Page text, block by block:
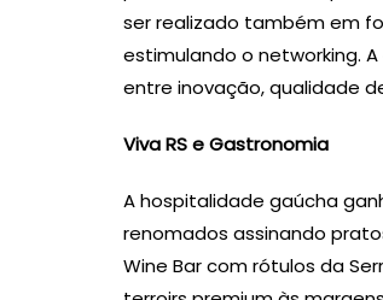
ser realizado também em
estimulando o networking.
entre inovação, qualidade
Viva RS e Gastronomia
A hospitalidade gaúcha
renomados assinando
Wine Bar com rótulos da